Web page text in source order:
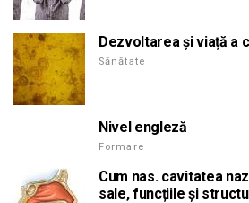
Dezvoltarea și viață a
Sănătate
Nivel engleză
Formare
Cum nas. cavitatea
sale, funcțiile și